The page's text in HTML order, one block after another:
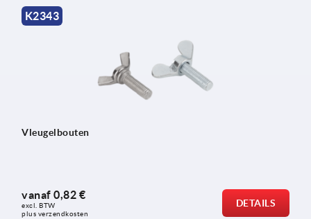
K2343
Vleugelbouten
vanaf 0,82 €
excl. BTW
plus verzendkosten
DETAILS